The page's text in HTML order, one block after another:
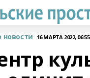
16 МАРТА 2022, 06:55